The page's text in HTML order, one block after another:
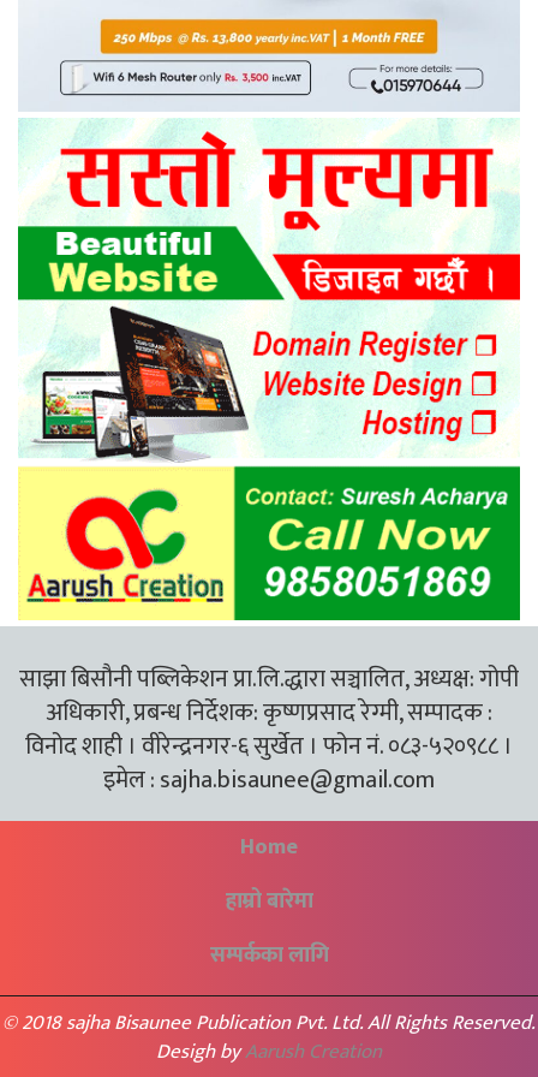
साझा बिसौनी पब्लिकेशन प्रा.लि.द्धारा सञ्चालित, अध्यक्ष: गोपी
अधिकारी, प्रबन्ध निर्देशक: कृष्णप्रसाद रेग्मी, सम्पादक :
विनोद शाही । वीरेन्द्रनगर-६ सुर्खेत । फोन नं. ०८३-५२०९८८ ।
इमेल :sajha.bisaunee@gmail.com
Home
हाम्रो बारेमा
सम्पर्कका लागि
© 2018 sajha Bisaunee Publication Pvt. Ltd. All Rights Reserved.
Desigh byAarush Creation